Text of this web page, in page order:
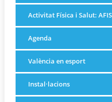
Activitat Física i Salut:
Agenda
València en esport
Instal·lacions